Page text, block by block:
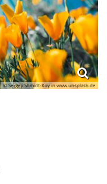
© Sergey Shmidt-Koy in www.unsplash.de